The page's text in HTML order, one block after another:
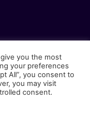
you the most
your preferences
All”, you consent to
you may visit
consent.